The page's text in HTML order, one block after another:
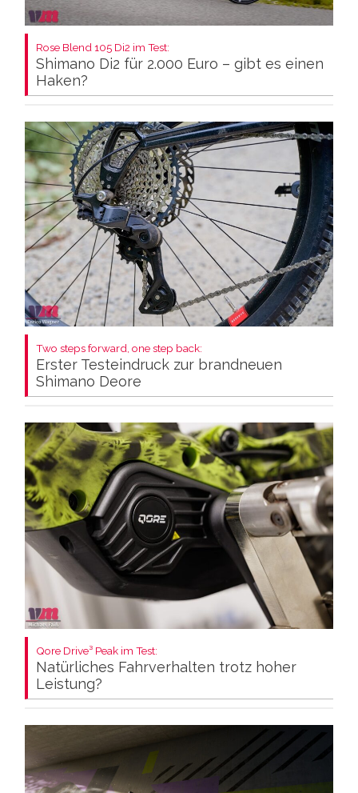
Rose Blend 105 Di2 im Test:
Shimano Di2 für 2.000 Euro – gibt es einen
Haken?
Two steps forward, one step back:
Erster Testeindruck zur brandneuen
Shimano Deore
Qore Drive³ Peak im Test:
Natürliches Fahrverhalten trotz hoher
Leistung?